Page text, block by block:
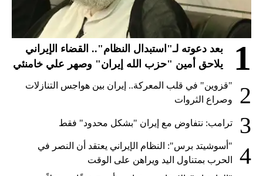
1
بعد دعوته لـ"استبدال النظام".. القضاء الإيراني
يلاحق أمين "حزب الله إيران" وصهر علي خامنئي
2
"قزوين" في قلب المعركة.. إيران بين هواجس التنازلات
وصراع الثروات
3 ترامب: نتفاوض مع إيران "بشكل محدود" فقط
4
"أسوشيتد برس": النظام الإيراني يعتقد أن النصر في
الحرب بمتناول اليد ويراهن على الوقت